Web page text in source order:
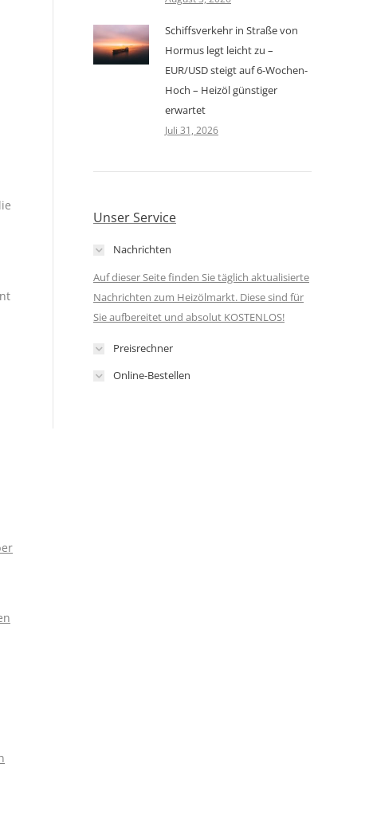
Schiffsverkehr in Straße von
Hormus legt leicht zu –
EUR/USD steigt auf 6-Wochen-
Hoch – Heizöl günstiger
erwartet
Juli 31, 2026
Unser Service
Nachrichten
Auf dieser Seite finden Sie täglich aktualisierte
Nachrichten zum Heizölmarkt. Diese sind für
Sie aufbereitet und absolut KOSTENLOS!
Preisrechner
Online-Bestellen